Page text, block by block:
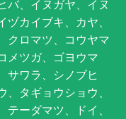
バ、イヌガヤ、イヌ
カイブキ、カヤ、
クロマツ、コウヤマ
メツガ、ゴヨウマ
サワラ、シノブヒ
タギョウショウ、
ーダマツ、ドイ、